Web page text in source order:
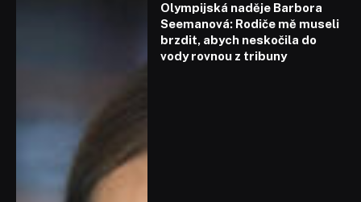
Olympijská naděje Barbora
Seemanová: Rodiče mě museli
brzdit, abych neskočila do
vody rovnou z tribuny